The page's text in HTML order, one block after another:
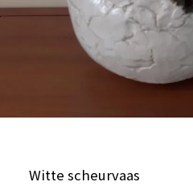
Witte scheurvaas